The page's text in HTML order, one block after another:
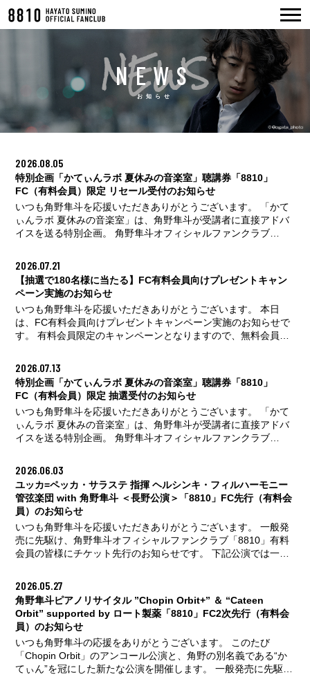
OFFICIAL WEB
LOGIN JOIN
NEWS
お知らせ
2026.08.05
特別企画「かてぃんラボ 夏休みの音楽室」聴講券「8810」
FC（有料会員）限定 リセール受付のお知らせ
いつも角野隼斗を応援いただきありがとうございます。 「かて
ぃんラボ 夏休みの音楽室」は、角野隼斗が受講者に直接アドバ
イスを送る特別企画。 角野隼斗オフィシャルファンクラブ
ございません。演奏を主目的とした公演ではないことをあらか
じめご了承ください。 有料会員限定の受付となりますので、無
料会員のお客様はぜひこの機会に有料会員へのアップデートを
ご検討ください。 ▼有料会員へのアップデートはこちら
https://hayatosum.com/8810/ 特別企画「かてぃんラボ 夏休みの
...続きはこちら
2026.07.21
【抽選で180名様に当たる】FC有料会員向けプレゼントキャン
ペーン実施のお知らせ
いつも角野隼斗を応援いただきありがとうございます。 本日
は、FC有料会員向けプレゼントキャンペーン実施のお知らせで
す。 有料会員限定のキャンペーンとなりますので、無料会員の
https://hayatosum.com/8810/ プレゼント内容（すべてご当選者
様のお名前＋角野の直筆サイン入り） ・角野愛用トイピアノ
（KAWAI グランドピアノGP44 ブラック 1241）（1名様） ・
「ピアノリサイタル2025 “Klassik Arena”」プログラム（25名
様） ・「ピアノリサイタル2025 “K...続きはこちら
2026.07.13
特別企画「かてぃんラボ 夏休みの音楽室」聴講券「8810」
FC（有料会員）限定 抽選受付のお知らせ
いつも角野隼斗を応援いただきありがとうございます。 「かて
ぃんラボ 夏休みの音楽室」は、角野隼斗が受講者に直接アドバ
イスを送る特別企画。 角野隼斗オフィシャルファンクラブ
ございません。演奏を主目的とした公演ではないことをあらか
じめご了承ください。 有料会員限定の受付となりますので、無
料会員のお客様はぜひこの機会に有料会員へのアップデートを
ご検討ください。 ▼有料会員へのアップデートはこちら
https://hayatosum.com/8810/ 特別企画「かてぃんラボ 夏休みの
...続きはこちら
2026.06.03
ユッカ=ペッカ・サラステ 指揮 ヘルシンキ・フィルハーモニー
管弦楽団 with 角野隼斗 ＜長野公演＞「8810」FC先行（有料会
員）のお知らせ
いつも角野隼斗を応援いただきありがとうございます。 一般発
売に先駆け、角野隼斗オフィシャルファンクラブ「8810」有料
会員の皆様にチケット先行のお知らせです。 下記公演では一般
お客様はぜひこの機会に有料会員へのアップデートをご検討く
ださい。 ▼有料会員へのアップデートはこちら
https://hayatosum.com/8810/ ヘルシンキ・フィルハーモニー管
弦楽団 指揮: ユッカ＝ペッカ・サラステ ピアノ: 角野隼斗 ＜長
野公演＞ 2026年10月17日(土) 14:00...続きはこちら
2026.05.27
角野隼斗ピアノリサイタル ”Chopin Orbit+” ＆ “Cateen
Orbit” supported by ロート製薬「8810」FC2次先行（有料会
員）のお知らせ
いつも角野隼斗の応援をありがとうございます。 このたび
「Chopin Orbit」のアンコール公演と、角野の別名義である“か
てぃん”を冠にした新たな公演を開催します。 一般発売に先駆